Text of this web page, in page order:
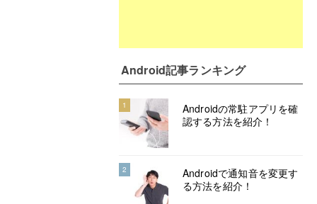
Android記事ランキング
1
Androidの常駐アプリを確
認する方法を紹介！
2
Androidで通知音を変更す
る方法を紹介！